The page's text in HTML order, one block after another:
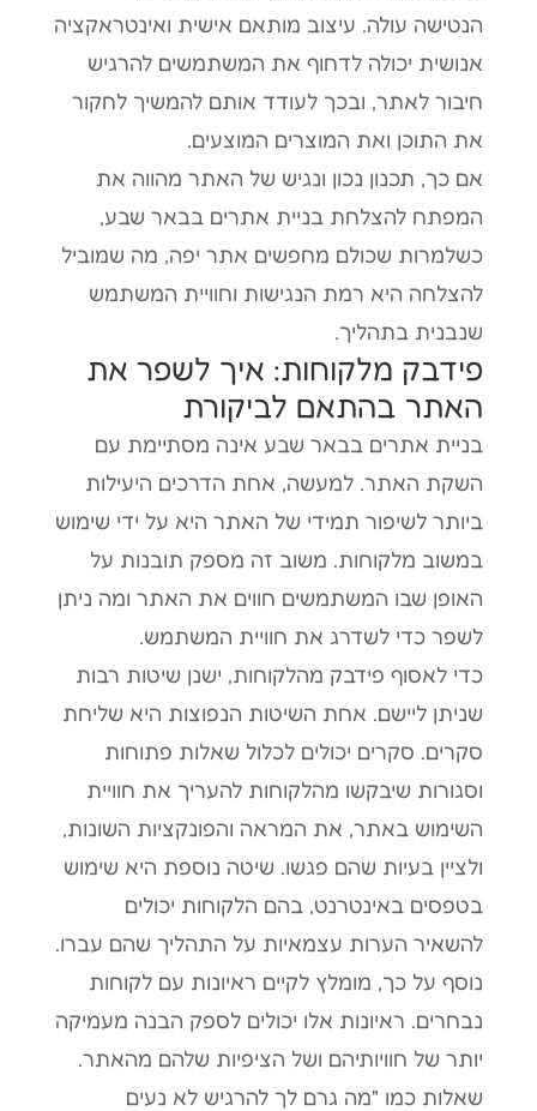
הנטישה עולה. עיצוב מותאם אישית ואינטראקציה
אנושית יכולה לדחוף את המשתמשים להרגיש
חיבור לאתר, ובכך לעודד אותם להמשיך לחקור
את התוכן ואת המוצרים המוצעים.
אם כך, תכנון נכון ונגיש של האתר מהווה את
המפתח להצלחת בניית אתרים בבאר שבע,
כשלמרות שכולם מחפשים אתר יפה, מה שמוביל
להצלחה היא רמת הנגישות וחוויית המשתמש
שנבנית בתהליך.
פידבק מלקוחות: איך לשפר את
האתר בהתאם לביקורת
בניית אתרים בבאר שבע אינה מסתיימת עם
השקת האתר. למעשה, אחת הדרכים היעילות
ביותר לשיפור תמידי של האתר היא על ידי שימוש
במשוב מלקוחות. משוב זה מספק תובנות על
האופן שבו המשתמשים חווים את האתר ומה ניתן
לשפר כדי לשדרג את חוויית המשתמש.
כדי לאסוף פידבק מהלקוחות, ישנן שיטות רבות
שניתן ליישם. אחת השיטות הנפוצות היא שליחת
סקרים. סקרים יכולים לכלול שאלות פתוחות
וסגורות שיבקשו מהלקוחות להעריך את חוויית
השימוש באתר, את המראה והפונקציות השונות,
ולציין בעיות שהם פגשו. שיטה נוספת היא שימוש
בטפסים באינטרנט, בהם הלקוחות יכולים
להשאיר הערות עצמאיות על התהליך שהם עברו.
נוסף על כך, מומלץ לקיים ראיונות עם לקוחות
נבחרים. ראיונות אלו יכולים לספק הבנה מעמיקה
יותר של חוויותיהם ושל הציפיות שלהם מהאתר.
שאלות כמו "מה גרם לך להרגיש לא נעים